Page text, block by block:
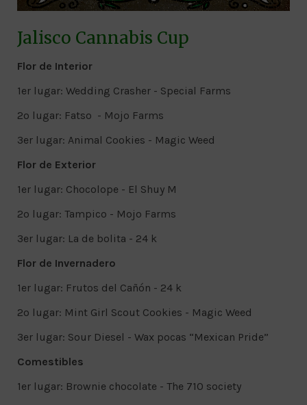
Jalisco Cannabis Cup
Flor de Interior
1er lugar: Wedding Crasher - Special Farms
2o lugar: Fatso - Mojo Farms
3er lugar: Animal Cookies - Magic Weed
Flor de Exterior
1er lugar: Chocolope - El Shuy M
2o lugar: Tampico - Mojo Farms
3er lugar: La de bolita - 24 k
Flor de Invernadero
1er lugar: Frutos del Cañón - 24 k
2o lugar: Mint Girl Scout Cookies - Magic Weed
3er lugar: Sour Diesel - Wax pocas “Mexican Pride”
Comestibles
1er lugar: Brownie chocolate - The 710 society